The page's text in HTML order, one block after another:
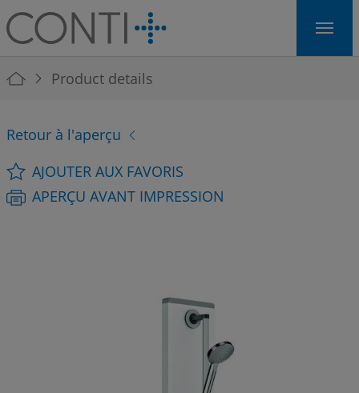
Skip to main navigation
Skip to main content
Skip to page footer
You are here:
Product details
Retour à l'aperçu
AJOUTER AUX FAVORIS
APERÇU AVANT IMPRESSION